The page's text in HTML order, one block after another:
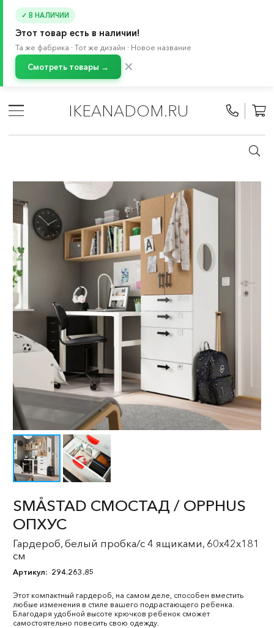
✓ В НАЛИЧИИ
Этот товар есть в наличии!
Та же фабрика · Тот же дизайн · Новое название
Смотреть товары → ✕
IKEANADOM.RU
Товары для малышей 0-2 лет / Хранение в детской
СМОСТАД система / Комбинации СМОСТАД
SMÅSTAD СМОСТАД / OPPHUS
ОПХУС
Гардероб, белый пробка/с 4 ящиками, 60x42x181
см
Артикул: 294.263.85
Этот компактный гардероб, на самом деле, способен вместить
любые изменения в стиле вашего подрастающего ребенка.
Благодаря удобной высоте крючков ребенок сможет
самостоятельно повесить свою одежду.